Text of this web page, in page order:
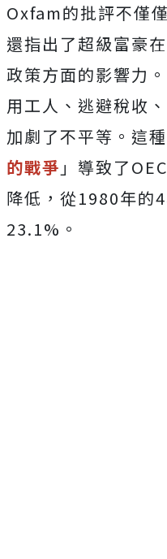
Oxfam的批評不僅
還指出了超級富豪
政策方面的影響力
用工人、逃避稅收
加劇了不平等。這
的戰爭 」導致了
降低，從1980年的
23.1%。